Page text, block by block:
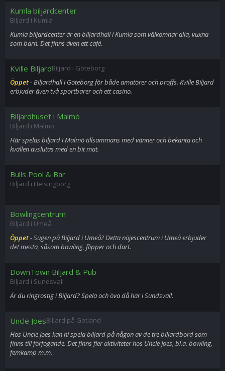
Kumla biljardcenter
Biljard i Kumla
Kumla biljardcenter är en biljardhall i Kumla som välkomnar alla, vuxna
som barn. Det finns även ett café.
Kville BiljardBiljard i Göteborg
Öppet- Biljardhall i Göteborg för både amatörer och proffs. Kville Biljard
erbjuder även två sportbarer och ett casino.
Biljardhuset i Malmö
Biljard i Malmö
Här spelas biljard i Malmö tillsammans med vänner och bekanta och
kvällen avslutas med en bit mat.
Bulls Pool & Bar
Biljard i Helsingborg
Bowlingcentrum
Biljard i Umeå
Öppet- Sugen på Biljard i Umeå? Detta nöjescentrum i Umeå erbjuder
det mesta, såsom bowling, flipper och dart.
DownTown Biljard & Pub
Biljard i Sundsvall
Är du ringrostig i Biljard? Spela och öva då här i Sundsvall.
Uncle JoesBiljard på Gotland
Hos Uncle Joes kan ni spela biljard på någon av de tre biljardbord som
finns till förfogande. Det finns fler aktiviteter hos Uncle Joes, bl.a. bowling,
femkamp m.m.